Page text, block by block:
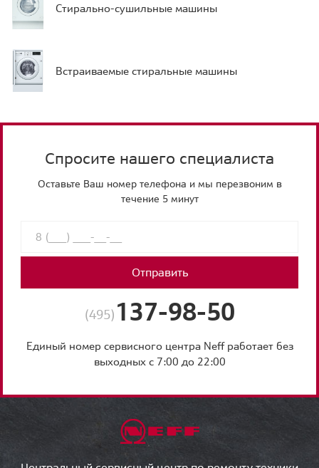
Стирально-сушильные машины
Встраиваемые стиральные машины
Спросите нашего специалиста
Оставьте Ваш номер телефона и мы перезвоним в
течение 5 минут
Отправить
(495) 137-98-50
Единый номер сервисного центра Neff работает без
выходных с 7:00 до 22:00